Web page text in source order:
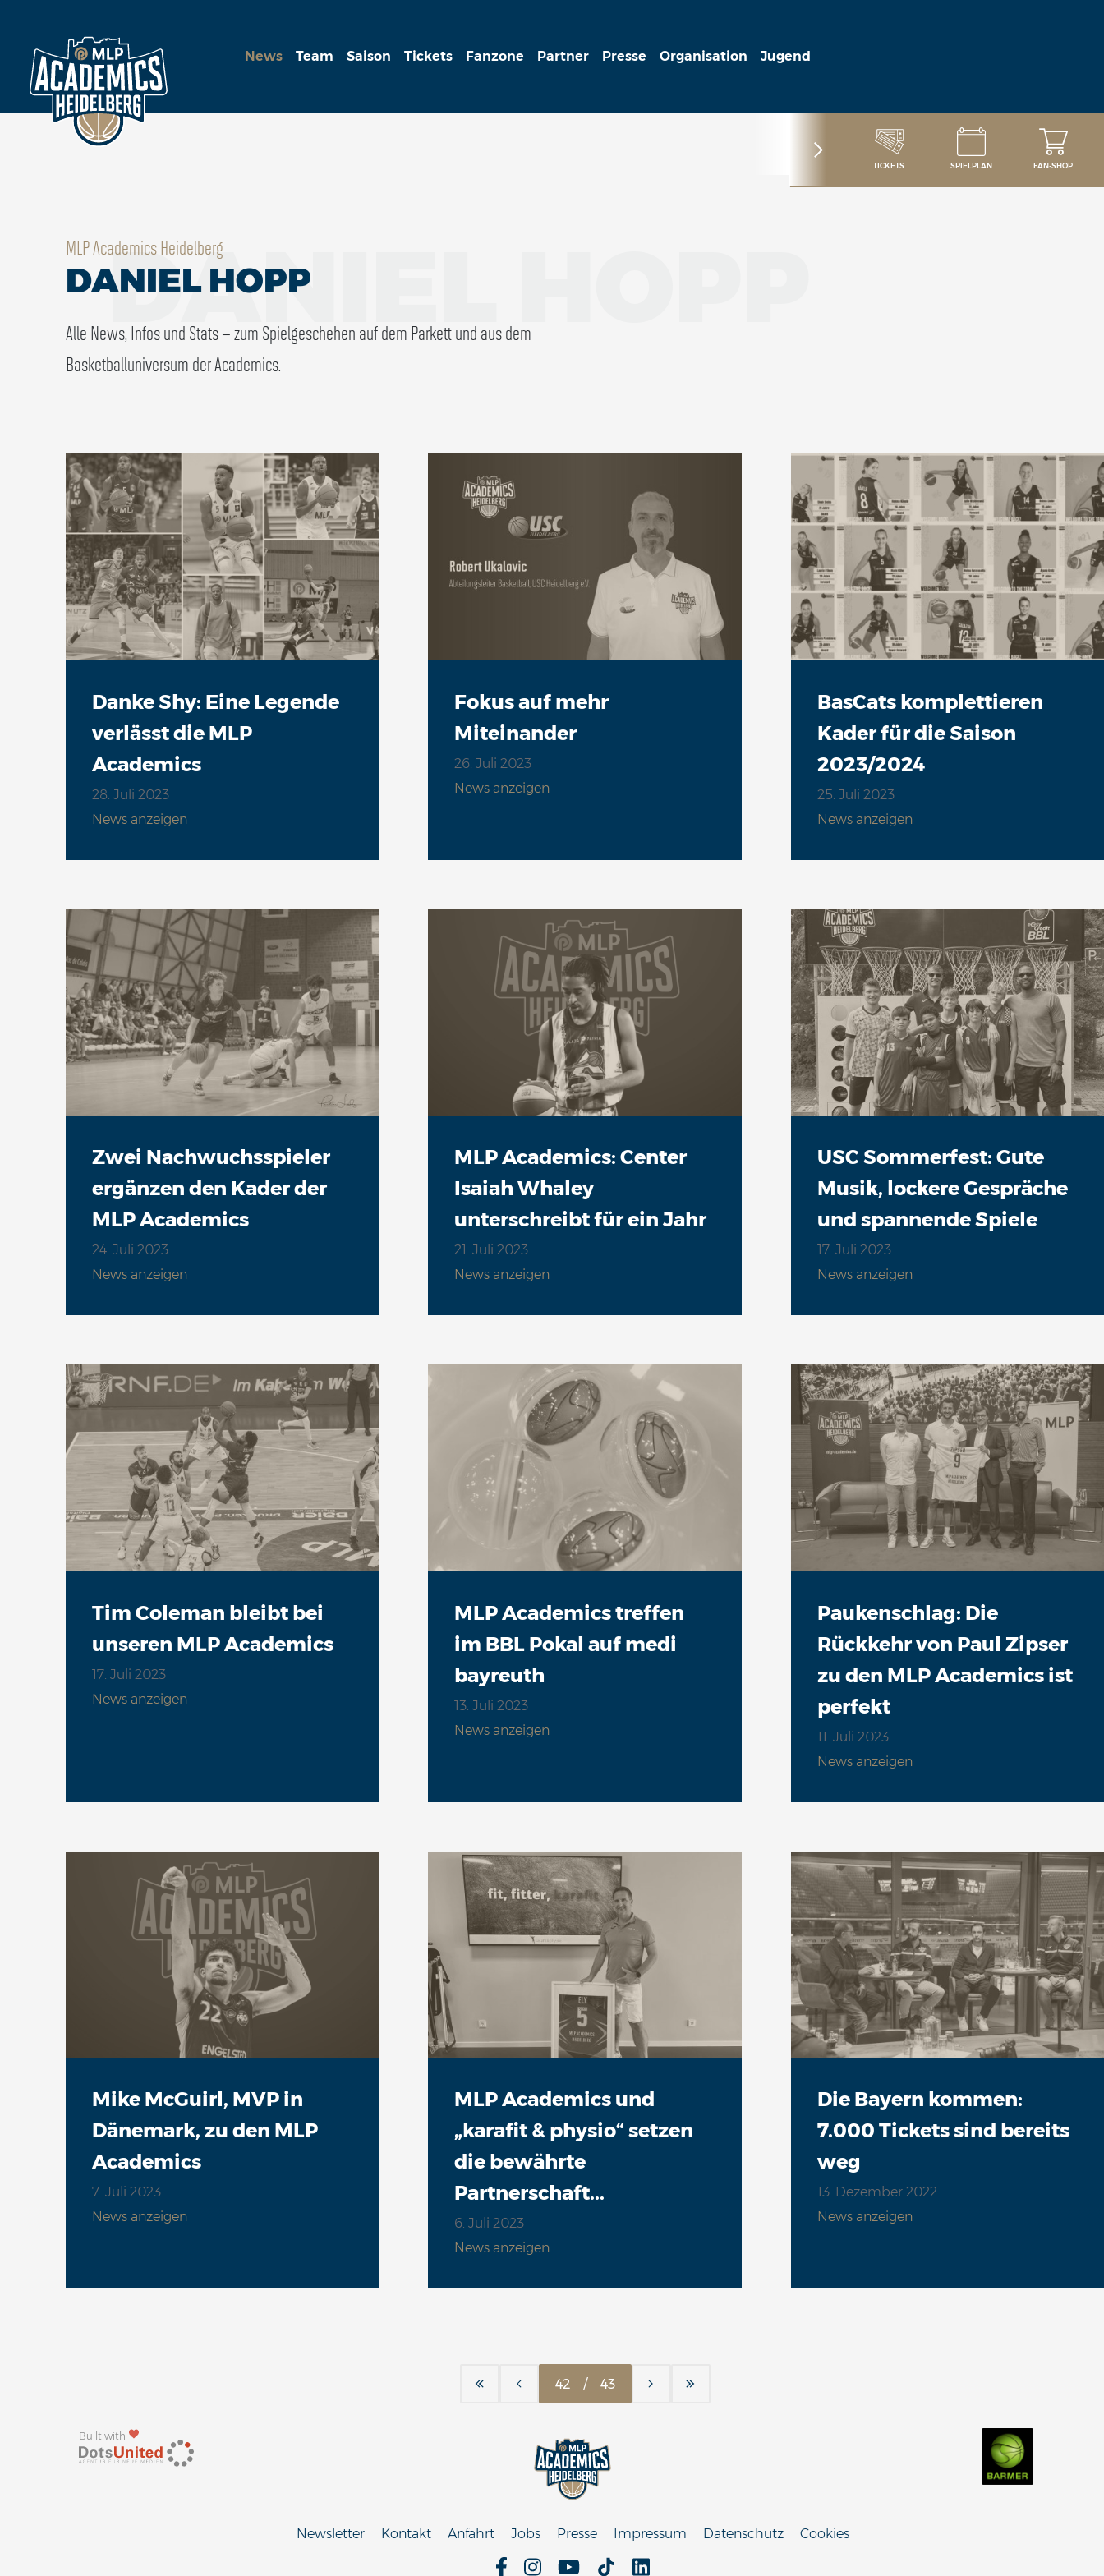
News Team Saison Tickets Fanzone Partner Presse Organisation Jugend
TICKETS SPIELPLAN FAN-SHOP
MLP Academics Heidelberg
DANIEL HOPP
Alle News, Infos und Stats – zum Spielgeschehen auf dem Parkett und aus dem
Basketballuniversum der Academics.
DANIEL HOPP
Danke Shy: Eine Legende
verlässt die MLP
Academics
28. Juli 2023
News anzeigen
Fokus auf mehr
Miteinander
26. Juli 2023
News anzeigen
BasCats komplettieren
Kader für die Saison
2023/2024
25. Juli 2023
News anzeigen
Zwei Nachwuchsspieler
ergänzen den Kader der
MLP Academics
24. Juli 2023
News anzeigen
MLP Academics: Center
Isaiah Whaley
unterschreibt für ein Jahr
21. Juli 2023
News anzeigen
USC Sommerfest: Gute
Musik, lockere Gespräche
und spannende Spiele
17. Juli 2023
News anzeigen
Tim Coleman bleibt bei
unseren MLP Academics
17. Juli 2023
News anzeigen
MLP Academics treffen
im BBL Pokal auf medi
bayreuth
13. Juli 2023
News anzeigen
Paukenschlag: Die
Rückkehr von Paul Zipser
zu den MLP Academics ist
perfekt
11. Juli 2023
News anzeigen
Mike McGuirl, MVP in
Dänemark, zu den MLP
Academics
7. Juli 2023
News anzeigen
MLP Academics und
„karafit & physio“ setzen
die bewährte
Partnerschaft...
6. Juli 2023
News anzeigen
Die Bayern kommen:
7.000 Tickets sind bereits
weg
13. Dezember 2022
News anzeigen
42 / 43
Built with
Newsletter Kontakt Anfahrt Jobs Presse Impressum Datenschutz Cookies